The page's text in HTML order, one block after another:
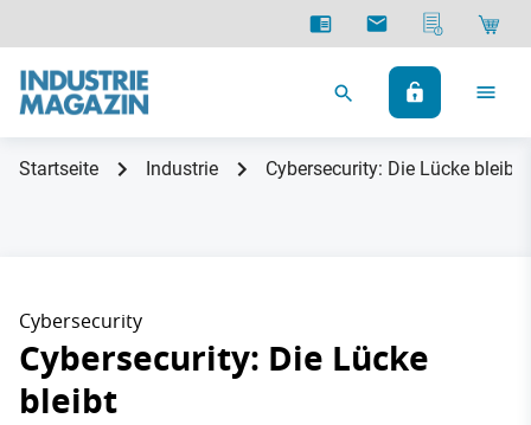
Startseite Industrie Cybersecurity: Die Lücke bleibt
Cybersecurity
Cybersecurity: Die Lücke
bleibt